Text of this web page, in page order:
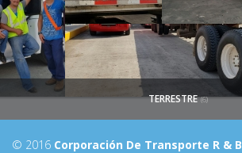
TERRESTRE (6)
© 2016 Corporación De Transporte R & B